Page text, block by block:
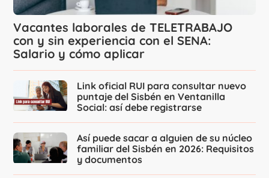
Vacantes laborales de TELETRABAJO
con y sin experiencia con el SENA:
Salario y cómo aplicar
Link oficial RUI para consultar nuevo
puntaje del Sisbén en Ventanilla
Social: así debe registrarse
Así puede sacar a alguien de su núcleo
familiar del Sisbén en 2026: Requisitos
y documentos